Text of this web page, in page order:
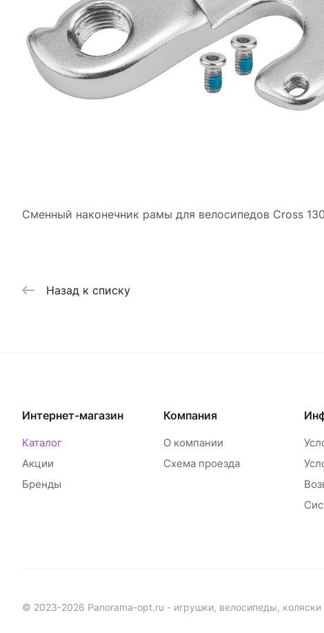
Сменный наконечник рамы для велосипедов Cross
Назад к списку
Интернет-магазин
Каталог
Акции
Бренды
Компания
О компании
Схема проезда
© 2023-2026 Panorama-opt.ru - игрушки, велосипеды, коляски